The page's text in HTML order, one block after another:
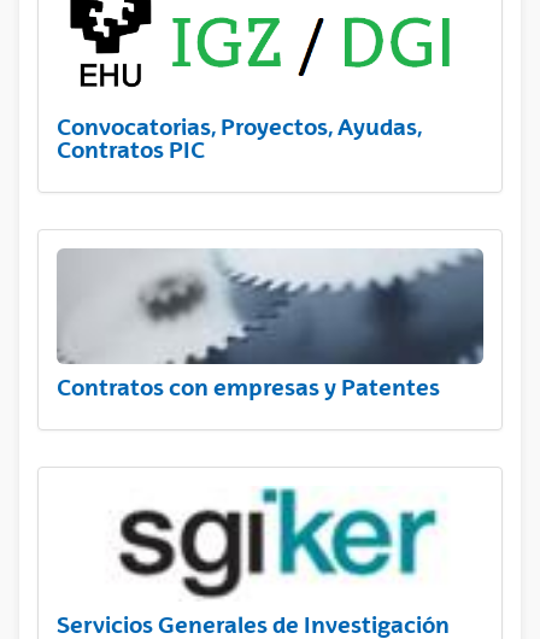
Convocatorias, Proyectos, Ayudas,
Contratos PIC
Contratos con empresas y Patentes
Servicios Generales de Investigación